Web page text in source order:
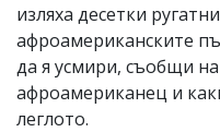
изляха десетки
афроамериканските
да я усмири, съобщи
афроамериканец и
леглото.